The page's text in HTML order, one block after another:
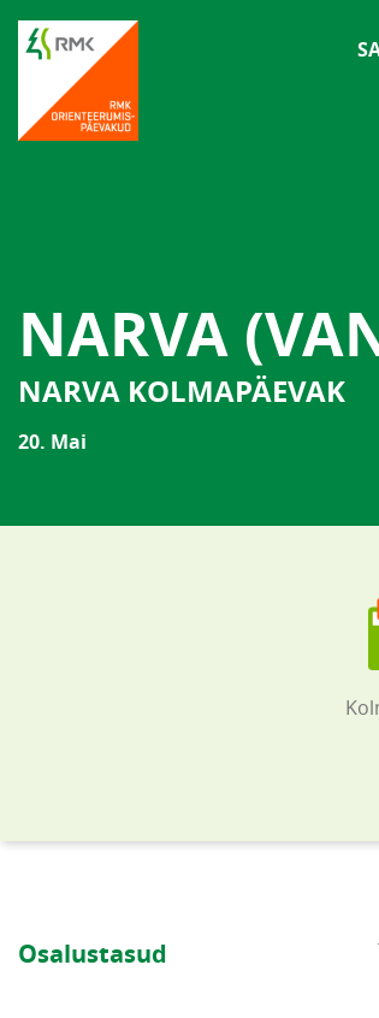
NARVA
NARVA KOLMAPÄEVAK
20. Mai
Osalustasud